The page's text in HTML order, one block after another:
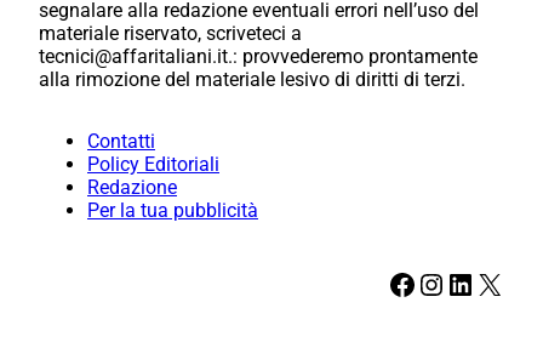
segnalare alla redazione eventuali errori nell’uso del
materiale riservato, scriveteci a
tecnici@affaritaliani.it.: provvederemo prontamente
alla rimozione del materiale lesivo di diritti di terzi.
Contatti
Policy Editoriali
Redazione
Per la tua pubblicità
Facebook Instagram LinkedIn X